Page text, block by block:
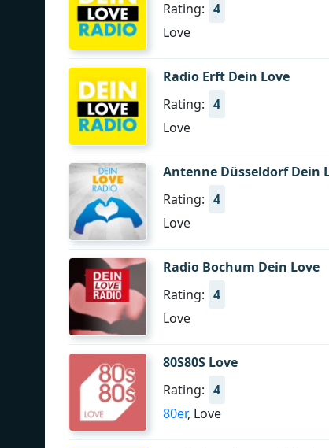
Rating: 4
Love
Radio Erft Dein Love
Rating: 4
Love
Antenne Düsseldorf Dein
Rating: 4
Love
Radio Bochum Dein Love
Rating: 4
Love
80S80S Love
Rating: 4
80er, Love